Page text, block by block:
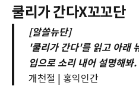
쿨리가 간다X꼬꼬단
[알쓸뉴단]
'쿨리가 간다'를 읽고 아래
입으로 소리 내어 설명해봐.
개천절 | 홍익인간